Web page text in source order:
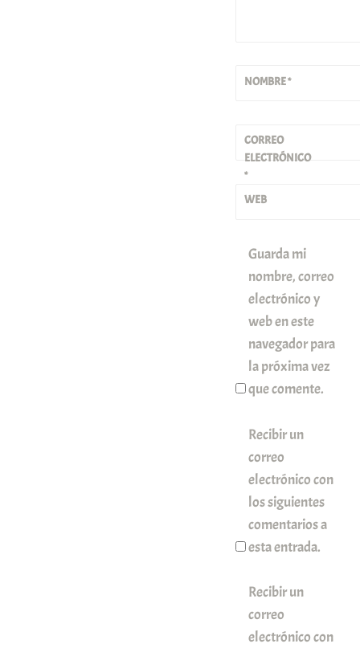
NOMBRE*
CORREO
ELECTRÓNICO
*
WEB
Guarda mi
nombre, correo
electrónico y
web en este
navegador para
la próxima vez
que comente.
Recibir un
correo
electrónico con
los siguientes
comentarios a
esta entrada.
Recibir un
correo
electrónico con